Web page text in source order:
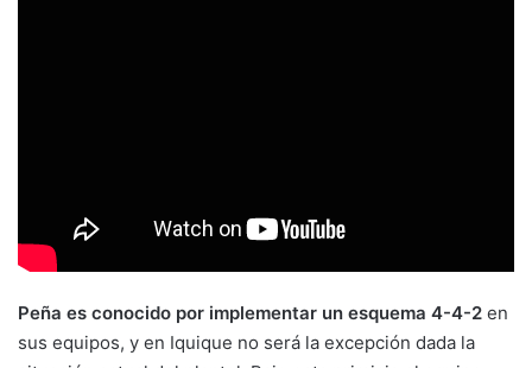
Peña es conocido por implementar un esquema 4-4-2 en
sus equipos, y en Iquique no será la excepción dada la